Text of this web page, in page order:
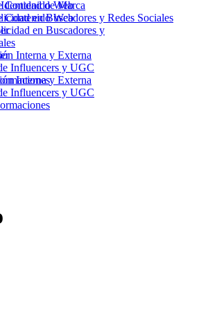
de Marca
Contenido Web
en Buscadores y
Interna y Externa
Influencers y UGC
Contenido Web
en Buscadores y Redes Sociales
Interna y Externa
Influencers y UGC